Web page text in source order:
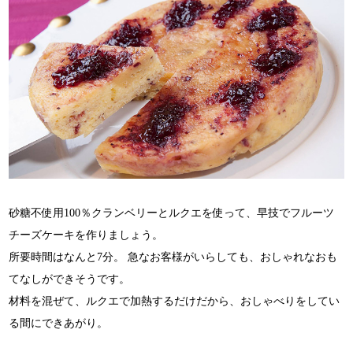
砂糖不使用100％クランベリーとルクエを使って、早技でフルーツ
チーズケーキを作りましょう。
所要時間はなんと7分。 急なお客様がいらしても、おしゃれなおも
てなしができそうです。
材料を混ぜて、ルクエで加熱するだけだから、おしゃべりをしてい
る間にできあがり。